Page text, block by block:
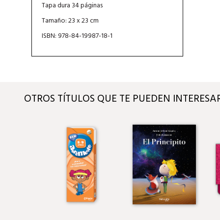
Tapa dura 34 páginas
Tamaño: 23 x 23 cm
ISBN: 978-84-19987-18-1
OTROS TÍTULOS QUE TE PUEDEN